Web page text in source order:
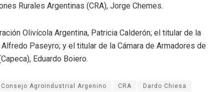
Rurales Argentinas (CRA), Jorge Chemes.
Olivícola Argentina, Patricia Calderón; el titular de la
Paseyro; y el titular de la Cámara de Armadores de
Eduardo Boiero.
Consejo Agroindustrial Argenino CRA Dardo Chiesa